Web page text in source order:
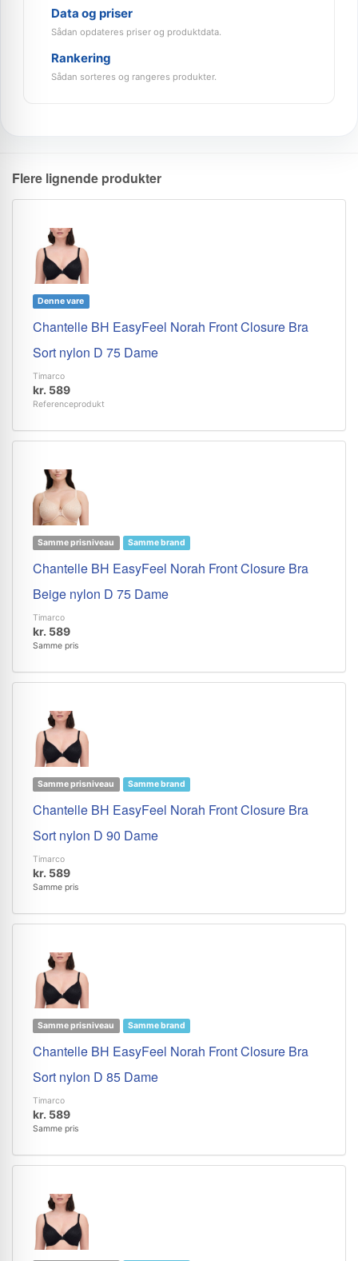
Data og priser
Sådan opdateres priser og produktdata.
Rankering
Sådan sorteres og rangeres produkter.
Flere lignende produkter
Denne vare
Chantelle BH EasyFeel Norah Front Closure Bra
Sort nylon D 75 Dame
Timarco
kr. 589
Referenceprodukt
Samme prisniveau Samme brand
Chantelle BH EasyFeel Norah Front Closure Bra
Beige nylon D 75 Dame
Timarco
kr. 589
Samme pris
Samme prisniveau Samme brand
Chantelle BH EasyFeel Norah Front Closure Bra
Sort nylon D 90 Dame
Timarco
kr. 589
Samme pris
Samme prisniveau Samme brand
Chantelle BH EasyFeel Norah Front Closure Bra
Sort nylon D 85 Dame
Timarco
kr. 589
Samme pris